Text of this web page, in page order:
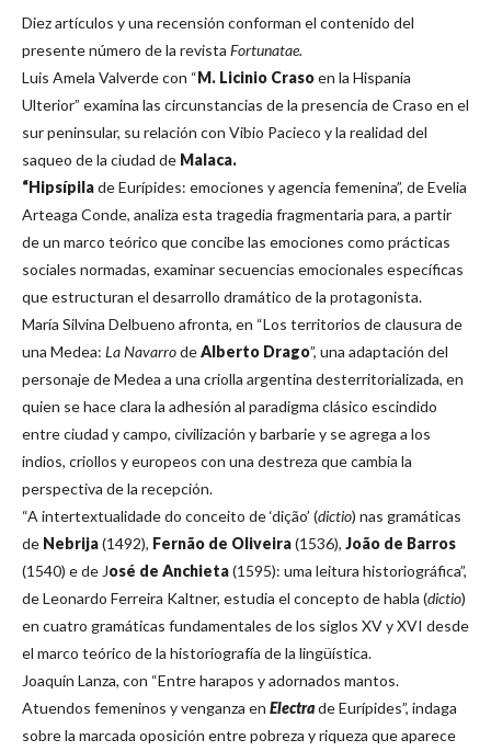
Diez artículos y una recensión conforman el contenido del
presente número de la revista Fortunatae.
Luis Amela Valverde con “M. Licinio Crasoen la Hispania
Ulterior” examina las circunstancias de la presencia de Craso en el
sur peninsular, su relación con Vibio Pacieco y la realidad del
saqueo de la ciudad de Malaca.
“Hipsípilade Eurípides: emociones y agencia femenina”, de Evelia
Arteaga Conde, analiza esta tragedia fragmentaria para, a partir
de un marco teórico que concibe las emociones como prácticas
sociales normadas, examinar secuencias emocionales específicas
que estructuran el desarrollo dramático de la protagonista.
María Silvina Delbueno afronta, en “Los territorios de clausura de
una Medea: La NavarrodeAlberto Drago”, una adaptación del
personaje de Medea a una criolla argentina desterritorializada, en
quien se hace clara la adhesión al paradigma clásico escindido
entre ciudad y campo, civilización y barbarie y se agrega a los
indios, criollos y europeos con una destreza que cambia la
perspectiva de la recepción.
“A intertextualidade do conceito de ‘dição’ (dictio) nas gramáticas
de Nebrija(1492), Fernão de Oliveira(1536), João de Barros
(1540) e de José de Anchieta(1595): uma leitura historiográfica”,
de Leonardo Ferreira Kaltner, estudia el concepto de habla (dictio)
en cuatro gramáticas fundamentales de los siglos XV y XVI desde
el marco teórico de la historiografía de la lingüística.
Joaquín Lanza, con “Entre harapos y adornados mantos.
Atuendos femeninos y venganza en Electrade Eurípides”, indaga
sobre la marcada oposición entre pobreza y riqueza que aparece